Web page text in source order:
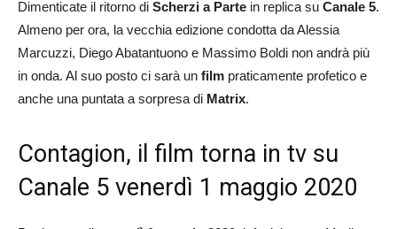
Dimenticate il ritorno di Scherzi a Parte in replica su Canale 5.
Almeno per ora, la vecchia edizione condotta da Alessia
Marcuzzi, Diego Abatantuono e Massimo Boldi non andrà più
in onda. Al suo posto ci sarà un film praticamente profetico e
anche una puntata a sorpresa di Matrix.
Contagion, il film torna in tv su
Canale 5 venerdì 1 maggio 2020